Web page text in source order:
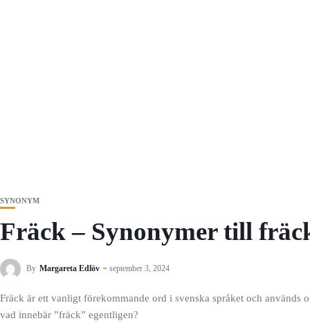
SYNONYM
Fräck – Synonymer till
By Margareta Edlöv september 3, 2024
Fräck är ett vanligt förekommande ord i svenska språket och
vad innebär ”fräck” egentligen?